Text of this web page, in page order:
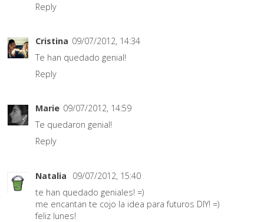
Reply
Cristina 09/07/2012, 14:34
Te han quedado genial!
Reply
Marie 09/07/2012, 14:59
Te quedaron genial!
Reply
Natalia
09/07/2012, 15:40
te han quedado geniales! =)
me encantan te cojo la idea para futuros DIY! =)
feliz lunes!